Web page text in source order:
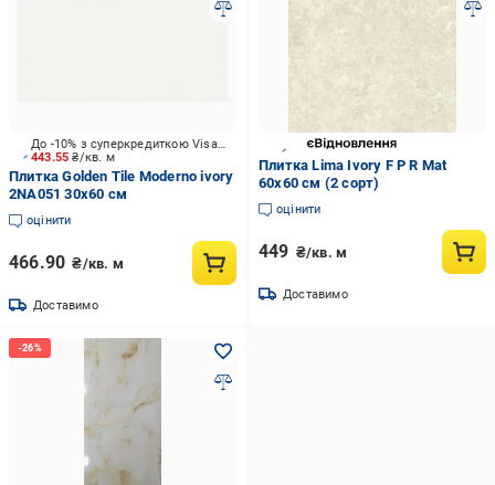
443.55₴/кв. м
До -10% з суперкредиткою Visa Вигода
Плитка Golden Tile Moderno ivory
2NА051 30х60 см
оцінити
466.90 ₴/кв. м
Доставимо
Плитка Lima Ivory F P R Mat
60х60 см (2 сорт)
оцінити
449 ₴/кв. м
Доставимо